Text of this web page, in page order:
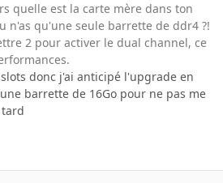
quelle est la carte mère dans ton
n'as qu'une seule barrette de ddr4 ?!
2 pour activer le dual channel, ce
donc j'ai anticipé l'upgrade en
barrette de 16Go pour ne pas me